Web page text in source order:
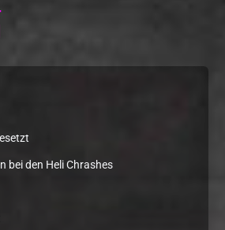
bei den Heli Chrashes